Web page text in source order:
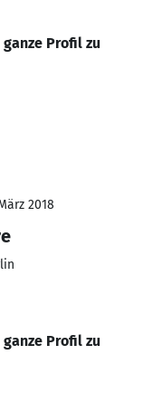
Profil zu
2018
Profil zu